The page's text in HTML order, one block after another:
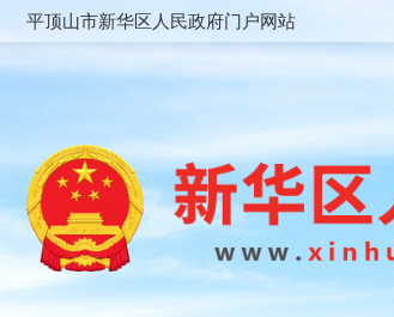
平顶山市新华区人民政府门户网站